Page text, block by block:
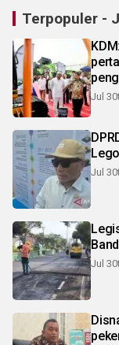
Terpopuler -
Jul
Jul
Legislator :
Jul